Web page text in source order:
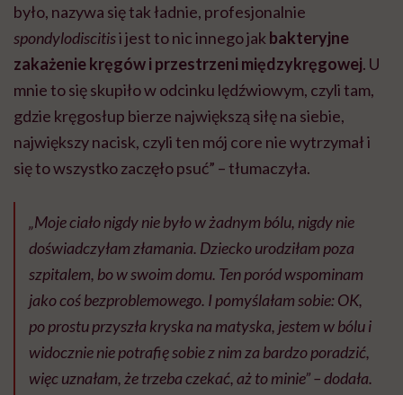
było, nazywa się tak ładnie, profesjonalnie
spondylodiscitisi jest to nic innego jak bakteryjne
zakażenie kręgów i przestrzeni międzykręgowej. U
mnie to się skupiło w odcinku lędźwiowym, czyli tam,
gdzie kręgosłup bierze największą siłę na siebie,
największy nacisk, czyli ten mój core nie wytrzymał i
się to wszystko zaczęło psuć” – tłumaczyła.
„Moje ciało nigdy nie było w żadnym bólu, nigdy nie
doświadczyłam złamania. Dziecko urodziłam poza
szpitalem, bo w swoim domu. Ten poród wspominam
jako coś bezproblemowego. I pomyślałam sobie: OK,
po prostu przyszła kryska na matyska, jestem w bólu i
widocznie nie potrafię sobie z nim za bardzo poradzić,
więc uznałam, że trzeba czekać, aż to minie” – dodała.